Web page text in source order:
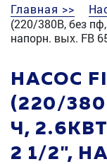
Главная >>
(220/380В, без
напорн. вых. FB
НАСОС
(220/
Ч,
2 1/2",